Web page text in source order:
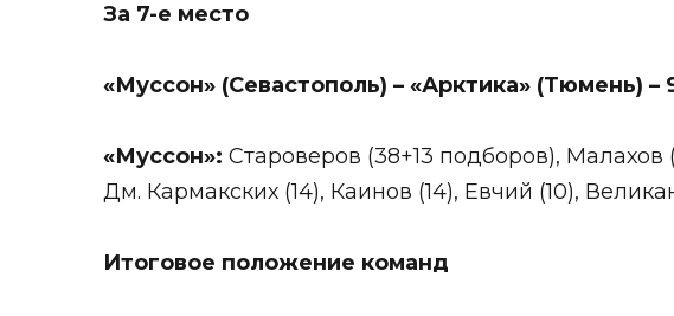
За 7-е место
«Муссон» (Севастополь) – «Арктика» (Тюмень) –
«Муссон»: Староверов (38+13 подборов), Малахов
Дм. Кармакских (14), Каинов (14), Евчий (10),
Итоговое положение команд